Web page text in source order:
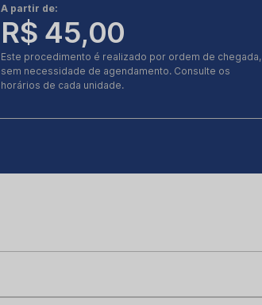
A partir de:
R$ 45,00
Este procedimento é realizado por ordem de chegada,
sem necessidade de agendamento. Consulte os
horários de cada unidade.